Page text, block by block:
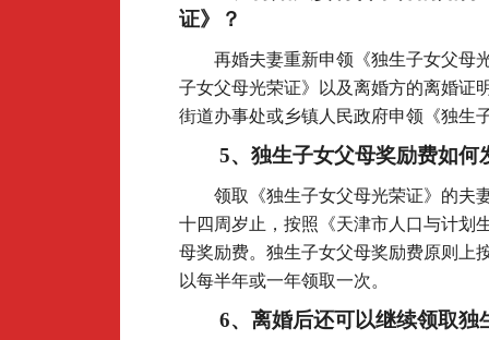
证》？
再婚夫妻重新申领《独生子女父母
子女父母光荣证》以及离婚方的离婚证
街道办事处或乡镇人民政府申领《独生
5、独生子女父母奖励费如何
领取《独生子女父母光荣证》的夫
十四周岁止，按照《天津市人口与计划
母奖励费。独生子女父母奖励费原则上
以每半年或一年领取一次。
6、离婚后还可以继续领取